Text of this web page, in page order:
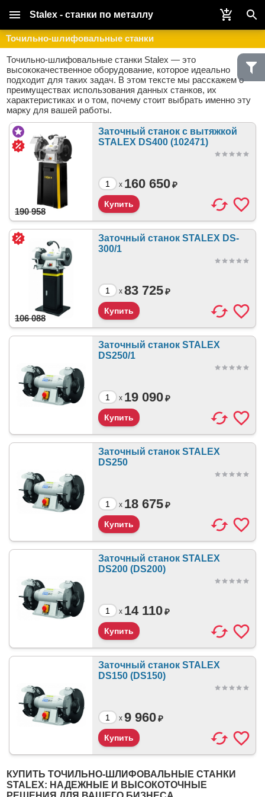
Stalex - станки по металлу
Точильно-шлифовальные станки
Точильно-шлифовальные станки Stalex — это
высококачественное оборудование, которое идеально
подходит для таких задач. В этом тексте мы расскажем о
преимуществах использования данных станков, их
характеристиках и о том, почему стоит выбрать именно эту
марку для вашей работы.
Заточный станок с вытяжкой
STALEX DS400 (102471)
x
190 958
160 650₽
Заточный станок STALEX DS-
300/1
x
106 088
83 725₽
Заточный станок STALEX
DS250/1
x 19 090₽
Заточный станок STALEX
DS250
x 18 675₽
Заточный станок STALEX
DS200 (DS200)
x 14 110₽
Заточный станок STALEX
DS150 (DS150)
x 9 960₽
КУПИТЬ ТОЧИЛЬНО-ШЛИФОВАЛЬНЫЕ СТАНКИ
STALEX: НАДЕЖНЫЕ И ВЫСОКОТОЧНЫЕ